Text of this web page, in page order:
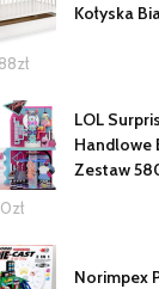
Kołyska
zł
LOL
Handlowe
Zestaw
zł
Norimpex